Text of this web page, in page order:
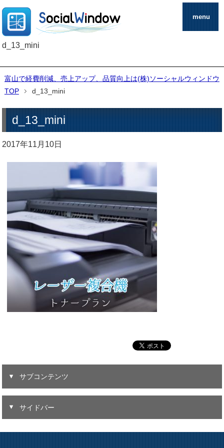
d_13_mini
menu
富山で経費削減、売上アップ、品質向上は(株)ソーシャルウィンドウ
TOP
d_13_mini
d_13_mini
2017年11月10日
サブコンテンツ
サイドバー